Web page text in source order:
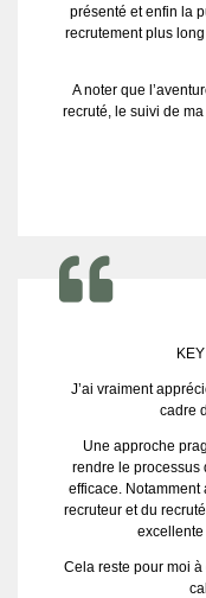
présenté et enfin la
recrutement plus
A noter que
recruté, le suivi de
J’ai vraiment
cadre
Une approche
rendre le processus
efficace. Notamment
recruteur et du
Cela reste pour moi